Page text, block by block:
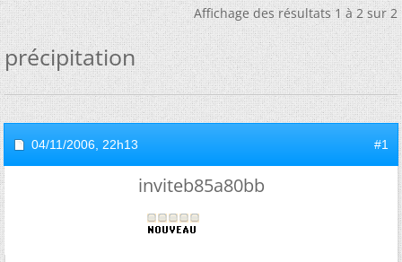
Affichage des résultats 1 à 2 sur 2
précipitation
04/11/2006, 22h13 #1
inviteb85a80bb